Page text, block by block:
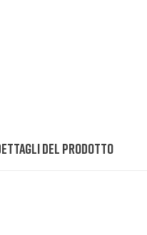
del prodotto